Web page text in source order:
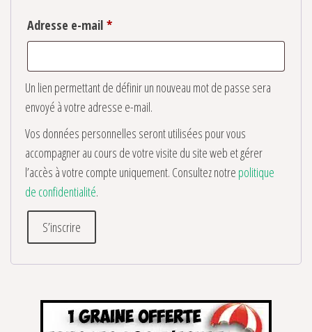
Adresse e-mail *Obligatoire
Un lien permettant de définir un nouveau mot de passe sera
envoyé à votre adresse e-mail.
Vos données personnelles seront utilisées pour vous
accompagner au cours de votre visite du site web et gérer
l’accès à votre compte uniquement. Consultez notre politique
de confidentialité.
S’inscrire